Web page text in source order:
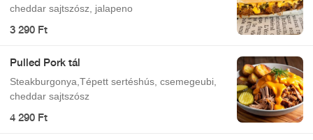
cheddar sajtszósz, jalapeno
3 290 Ft
Pulled Pork tál
Steakburgonya,Tépett sertéshús, csemegeubi,
cheddar sajtszósz
4 290 Ft